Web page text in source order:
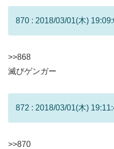
870 : 2018/03/01(木)
>>868
滅びゲンガー
872 : 2018/03/01(木)
>>870